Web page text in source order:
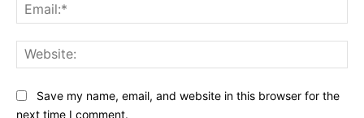
Save my name, email, and website in this browser for the
next time I comment.